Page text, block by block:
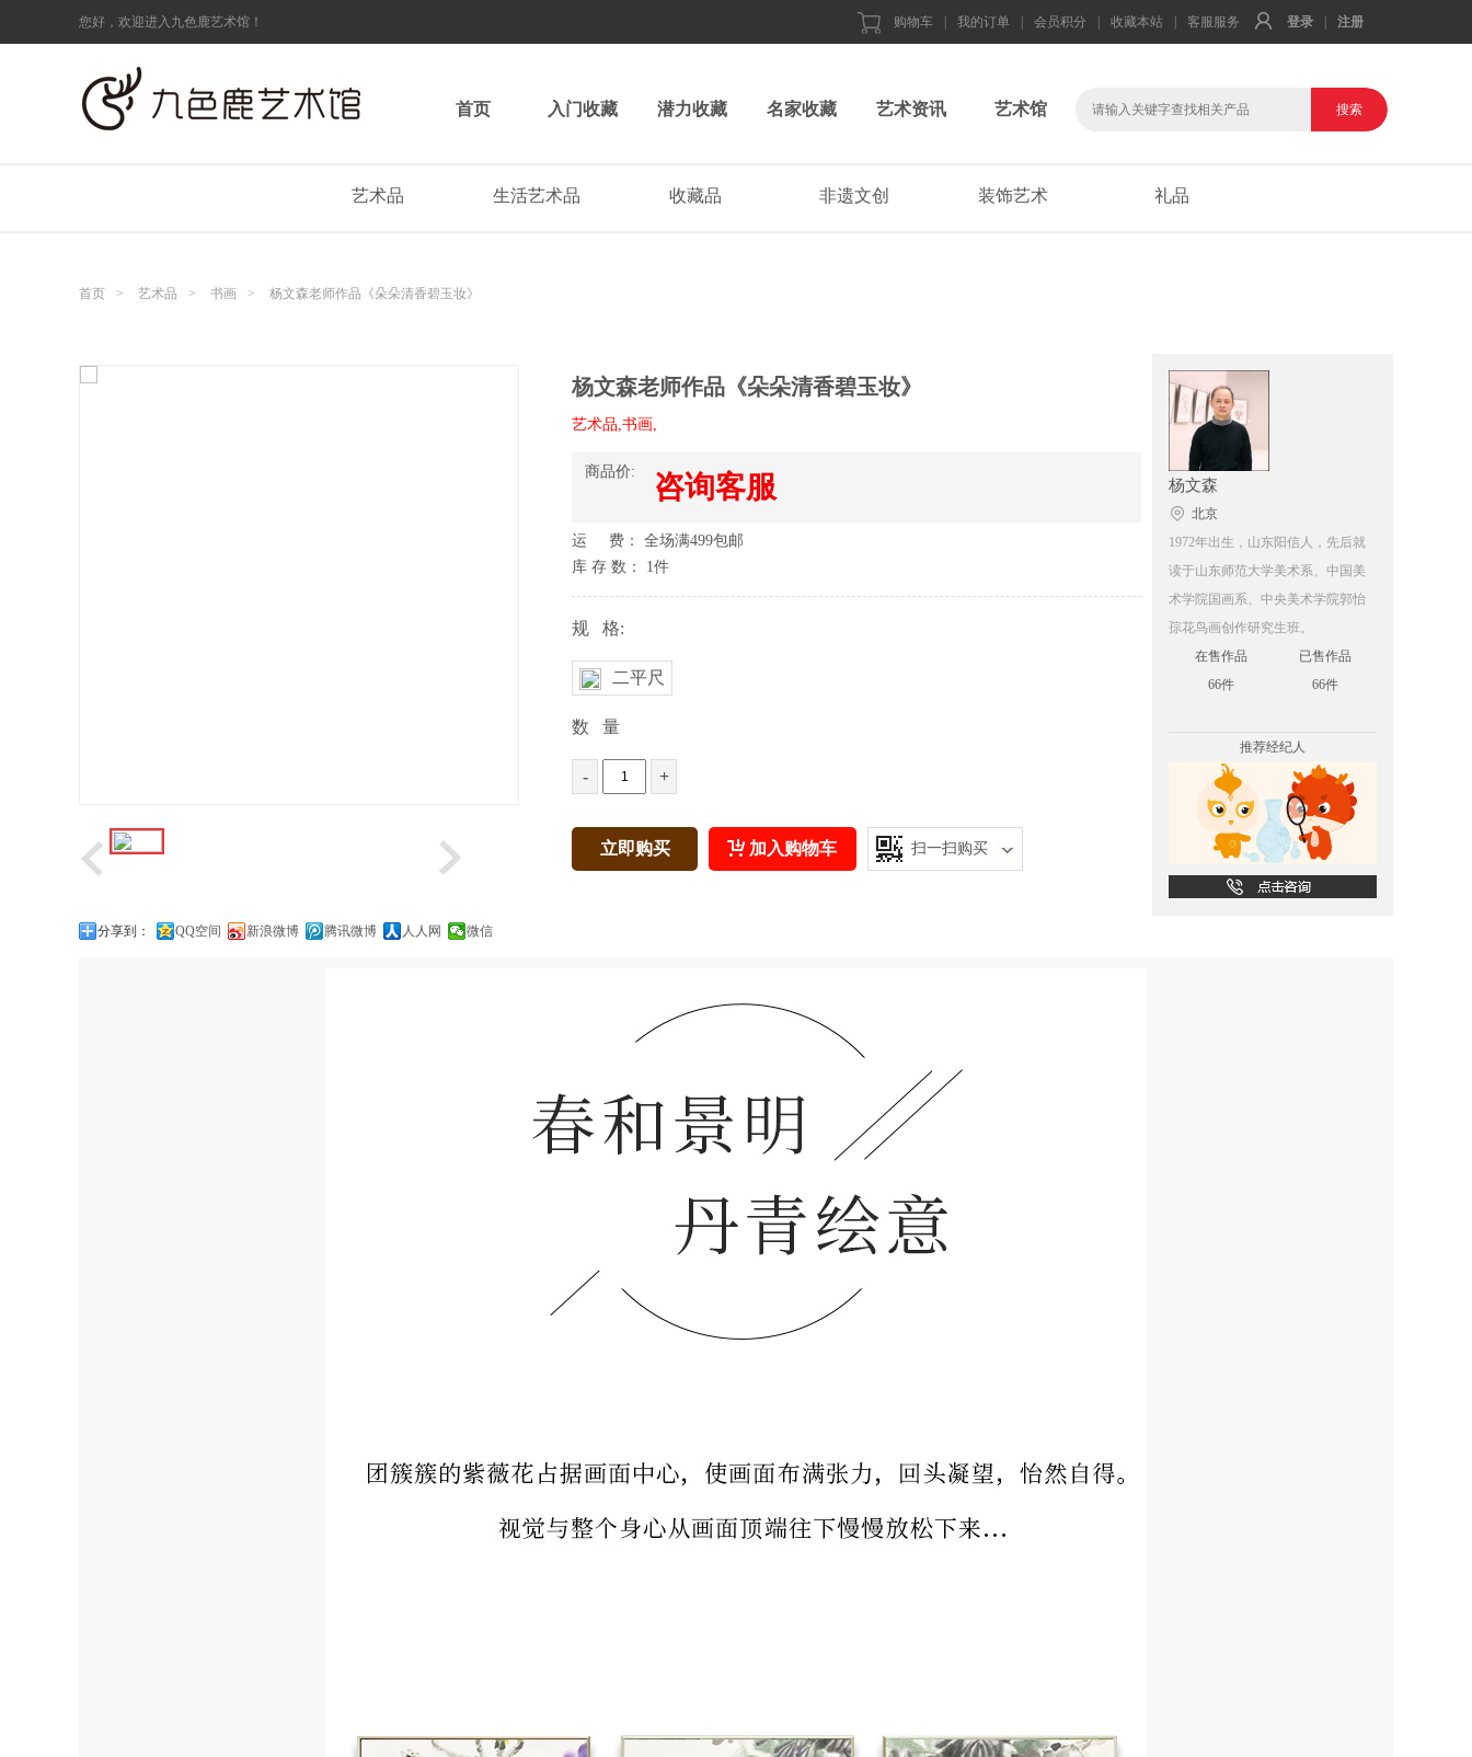
您好，欢迎进入九色鹿艺术馆！ 购物车 我的订单 会员积分 收藏本站 客服服务 登录 注册
首页 入门收藏 潜力收藏 名家收藏 艺术资讯 艺术馆
艺术品 生活艺术品 收藏品 非遗文创 装饰艺术 礼品
首页 > 艺术品 > 书画 > 杨文森老师作品《朵朵清香碧玉妆》
杨文森老师作品《朵朵清香碧玉妆》
艺术品,书画,
商品价: 咨询客服
运 费： 全场满499包邮
库 存 数： 1件
规 格:
二平尺
数 量
- +
立即购买 加入购物车 扫一扫购买
杨文森
北京
1972年出生，山东阳信人，先后就
读于山东师范大学美术系、中国美
术学院国画系、中央美术学院郭怡
孮花鸟画创作研究生班。
在售作品
66件
已售作品
66件
推荐经纪人
分享到： QQ空间 新浪微博 腾讯微博 人人网 微信